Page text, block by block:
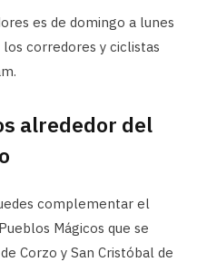
es de domingo a lunes
corredores y ciclistas
alrededor del
complementar el
Mágicos que se
Corzo y San Cristóbal de